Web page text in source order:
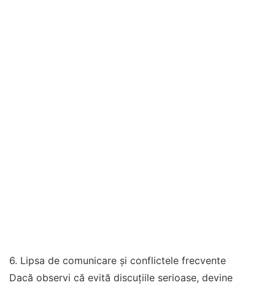
6. Lipsa de comunicare și conflictele frecvente
Dacă observi că evită discuțiile serioase, devine